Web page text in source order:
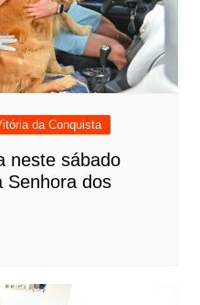
da Conquista
neste sábado
Senhora dos